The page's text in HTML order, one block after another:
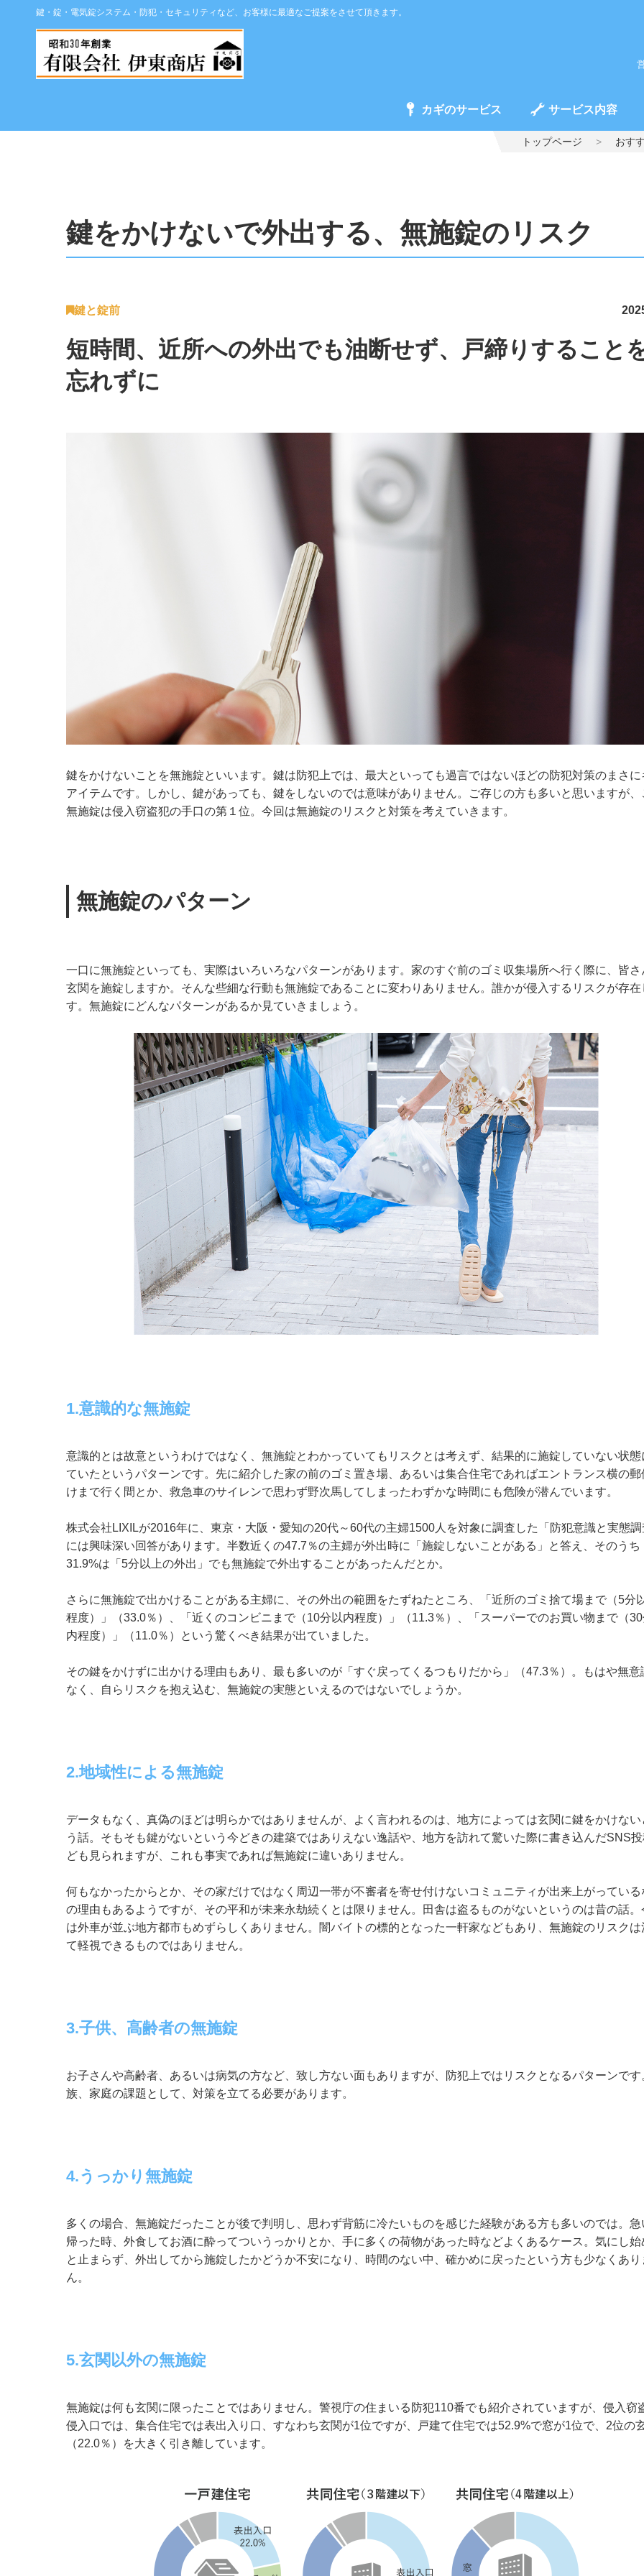
鍵・錠・電気錠システム・防犯・セキュリティなど、お客様に最適なご提案をさせて頂きます。
カギのサービス サービス内容
トップページ おす
鍵をかけないで外出する、無施錠のリスク
鍵と錠前
短時間、近所への外出でも油断せず、戸締りすること
忘れずに
鍵をかけないことを無施錠といいます。鍵は防犯上では、最大といっても過言ではないほどの防犯対策のまさに
アイテムです。しかし、鍵があっても、鍵をしないのでは意味がありません。ご存じの方も多いと思いますが、
無施錠は侵入窃盗犯の手口の第１位。今回は無施錠のリスクと対策を考えていきます。
無施錠のパターン
一口に無施錠といっても、実際はいろいろなパターンがあります。家のすぐ前のゴミ収集場所へ行く際に、皆さ
玄関を施錠しますか。そんな些細な行動も無施錠であることに変わりありません。誰かが侵入するリスクが存在
す。無施錠にどんなパターンがあるか見ていきましょう。
1.意識的な無施錠
意識的とは故意というわけではなく、無施錠とわかっていてもリスクとは考えず、結果的に施錠していない状態
ていたというパターンです。先に紹介した家の前のゴミ置き場、あるいは集合住宅であればエントランス横の郵
けまで行く間とか、救急車のサイレンで思わず野次馬してしまったわずかな時間にも危険が潜んでいます。
株式会社LIXILが2016年に、東京・大阪・愛知の20代～60代の主婦1500人を対象に調査した「防犯意識と実態調
には興味深い回答があります。半数近くの47.7％の主婦が外出時に「施錠しないことがある」と答え、そのうち
31.9%は「5分以上の外出」でも無施錠で外出することがあったんだとか。
さらに無施錠で出かけることがある主婦に、その外出の範囲をたずねたところ、「近所のゴミ捨て場まで（5分
程度）」（33.0％）、「近くのコンビニまで（10分以内程度）」（11.3％）、「スーパーでのお買い物まで（30
内程度）」（11.0％）という驚くべき結果が出ていました。
その鍵をかけずに出かける理由もあり、最も多いのが「すぐ戻ってくるつもりだから」（47.3％）。もはや無意
なく、自らリスクを抱え込む、無施錠の実態といえるのではないでしょうか。
2.地域性による無施錠
データもなく、真偽のほどは明らかではありませんが、よく言われるのは、地方によっては玄関に鍵をかけない
う話。そもそも鍵がないという今どきの建築ではありえない逸話や、地方を訪れて驚いた際に書き込んだSNS
ども見られますが、これも事実であれば無施錠に違いありません。
何もなかったからとか、その家だけではなく周辺一帯が不審者を寄せ付けないコミュニティが出来上がっている
の理由もあるようですが、その平和が未来永劫続くとは限りません。田舎は盗るものがないというのは昔の話。
は外車が並ぶ地方都市もめずらしくありません。闇バイトの標的となった一軒家などもあり、無施錠のリスクは
て軽視できるものではありません。
3.子供、高齢者の無施錠
お子さんや高齢者、あるいは病気の方など、致し方ない面もありますが、防犯上ではリスクとなるパターンです
族、家庭の課題として、対策を立てる必要があります。
4.うっかり無施錠
多くの場合、無施錠だったことが後で判明し、思わず背筋に冷たいものを感じた経験がある方も多いのでは。急
帰った時、外食してお酒に酔ってついうっかりとか、手に多くの荷物があった時などよくあるケース。気にし始
と止まらず、外出してから施錠したかどうか不安になり、時間のない中、確かめに戻ったという方も少なくあり
ん。
5.玄関以外の無施錠
無施錠は何も玄関に限ったことではありません。警視庁の住まいる防犯110番でも紹介されていますが、侵入窃
侵入口では、集合住宅では表出入り口、すなわち玄関が1位ですが、戸建て住宅では52.9%で窓が1位で、2位の
（22.0％）を大きく引き離しています。